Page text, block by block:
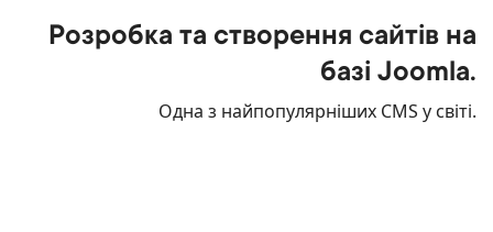
Розробка та створення сайтів на
базі Joomla.
Одна з найпопулярніших CMS у світі.